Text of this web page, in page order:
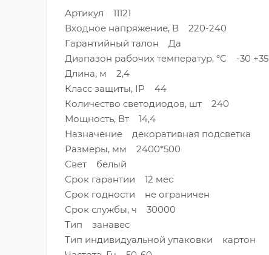
Артикул 11121
Входное напряжение, В 220-240
Гарантийный талон Да
Диапазон рабочих температур, °С -30 +35
Длина, м 2,4
Класс защиты, IP 44
Количество светодиодов, шт 240
Мощность, Вт 14,4
Назначение декоративная подсветка
Размеры, мм 2400*500
Свет белый
Срок гарантии 12 мес
Срок годности не ограничен
Срок службы, ч 30000
Тип занавес
Тип индивидуальной упаковки картон